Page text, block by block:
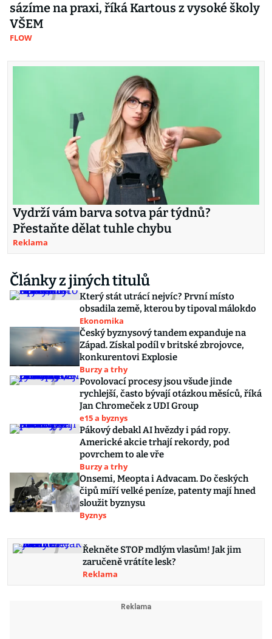
sázíme na praxi, říká Kartous z vysoké školy
VŠEM
FLOW
Vydrží vám barva sotva pár týdnů?
Přestaňte dělat tuhle chybu
Reklama
Články z jiných titulů
Který stát utrácí nejvíc? První místo
obsadila země, kterou by tipoval málokdo
Ekonomika
Český byznysový tandem expanduje na
Západ. Získal podíl v britské zbrojovce,
konkurentovi Explosie
Burzy a trhy
Povolovací procesy jsou všude jinde
rychlejší, často bývají otázkou měsíců, říká
Jan Chromeček z UDI Group
e15 a byznys
Pákový debakl AI hvězdy i pád ropy.
Americké akcie trhají rekordy, pod
povrchem to ale vře
Burzy a trhy
Onsemi, Meopta i Advacam. Do českých
čipů míří velké peníze, patenty mají hned
sloužit byznysu
Byznys
Řekněte STOP mdlým vlasům! Jak jim
zaručeně vrátíte lesk?
Reklama